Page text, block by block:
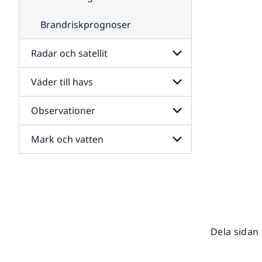
Brandriskprognoser
Radar och satellit
Undersidor
för
Radar
och
satellit
Väder till havs
Undersidor
för
Väder
till
havs
Observationer
Undersidor
för
Mark och vatten
Dela sidan